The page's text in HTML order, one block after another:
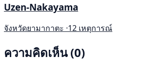
Uzen-Nakayama
จังหวัดยามากาตะ ·12 เหตุการณ์
ความคิดเห็น (0)